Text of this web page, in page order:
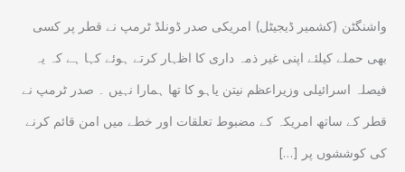
واشنگٹن (کشمیر ڈیجیٹل) امریکی صدر ڈونلڈ ٹرمپ نے قطر پر کسی
بھی حملے کیلئے اپنی غیر ذمہ داری کا اظہار کرتے ہوئے کہا ہے کہ یہ
فیصلہ اسرائیلی وزیراعظم نیتن یاہو کا تھا ہمارا نہیں ۔ صدر ٹرمپ نے
قطر کے ساتھ امریکہ کے مضبوط تعلقات اور خطے میں امن قائم کرنے
کی کوششوں پر […]